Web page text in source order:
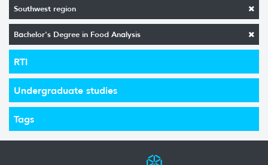
Southwest region
Bachelor's Degree in Food Analysis
RTI
Undergraduate studies
Tags